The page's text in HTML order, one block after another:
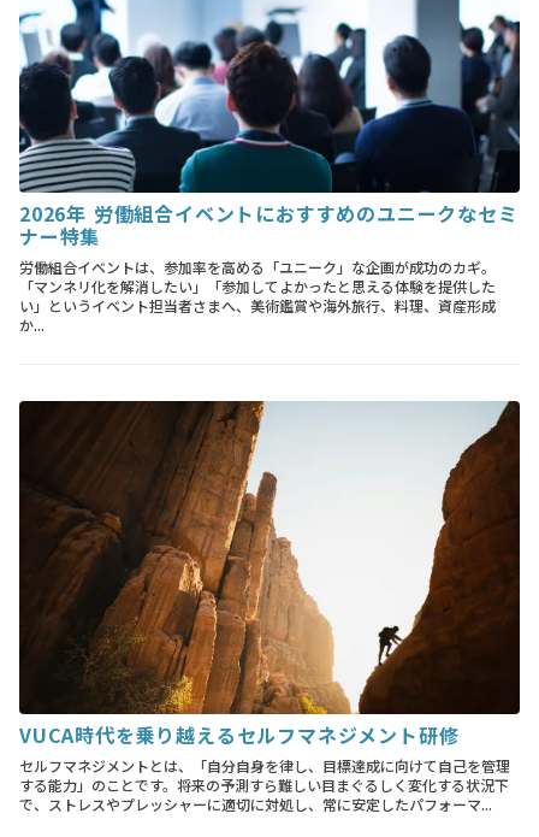
2026年 労働組合イベントにおすすめのユニークなセミ
ナー特集
労働組合イベントは、参加率を高める「ユニーク」な企画が成功のカギ。
「マンネリ化を解消したい」「参加してよかったと思える体験を提供した
い」というイベント担当者さまへ、美術鑑賞や海外旅行、料理、資産形成
か...
VUCA時代を乗り越えるセルフマネジメント研修
セルフマネジメントとは、「自分自身を律し、目標達成に向けて自己を管理
する能力」のことです。将来の予測すら難しい目まぐるしく変化する状況下
で、ストレスやプレッシャーに適切に対処し、常に安定したパフォーマ...